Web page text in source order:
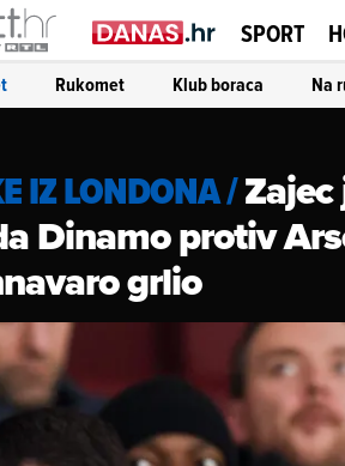
SPORT
Rukomet Klub boraca Na
IZ LONDONA/
Dinamo protiv
grlio